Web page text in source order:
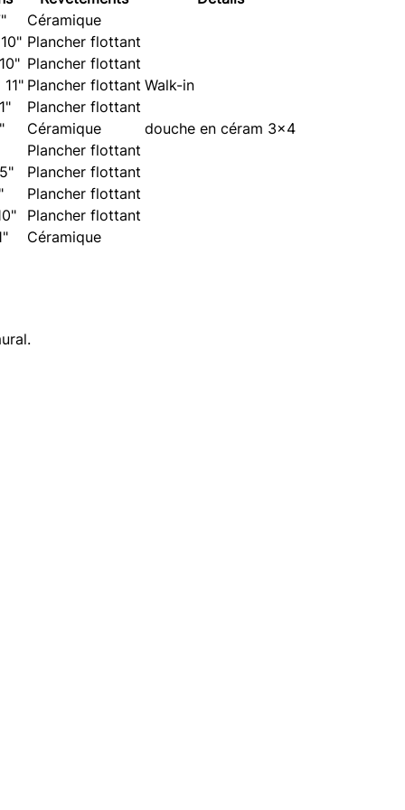
Céramique
Plancher flottant
Plancher flottant
Plancher flottant Walk-in
Plancher flottant
Céramique
douche en céram 3x4
Plancher flottant
Plancher flottant
Plancher flottant
Plancher flottant
Céramique